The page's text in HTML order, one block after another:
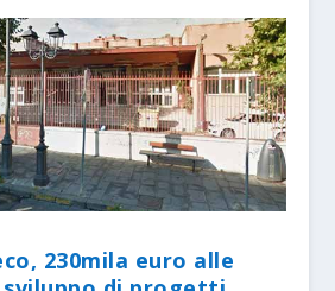
230mila euro alle